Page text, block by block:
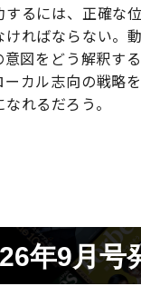
るには、正確な
ればならない。
図をどう解釈す
カル志向の戦略
れるだろう。
年9月号